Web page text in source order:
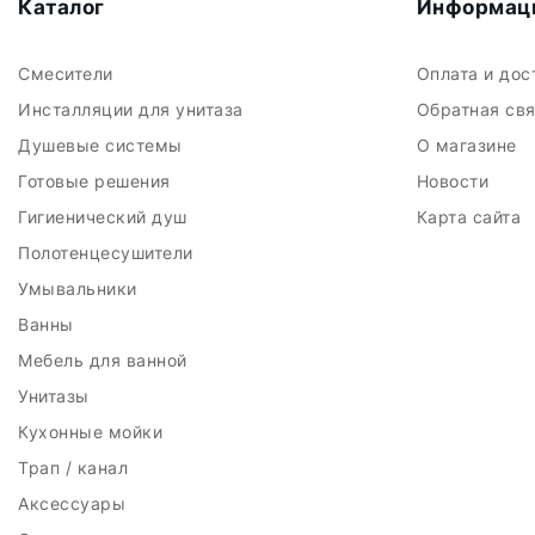
Каталог
Смесители
Инсталляции для унитаза
Душевые системы
Готовые решения
Гигиенический душ
Полотенцесушители
Умывальники
Ванны
Мебель для ванной
Унитазы
Кухонные мойки
Трап / канал
Аксессуары
Оплата и
Обратная
О магазине
Новости
Карта сайта